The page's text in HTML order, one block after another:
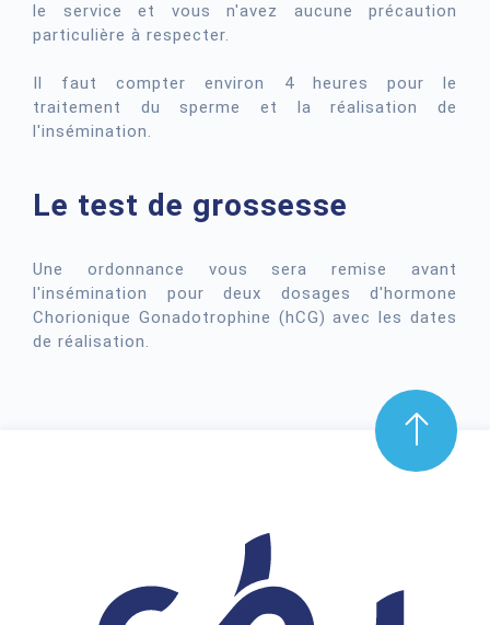
le service et vous n'avez aucune précaution
particulière à respecter.
Il faut compter environ 4 heures pour le
traitement du sperme et la réalisation de
l'insémination.
Le test de grossesse
Une ordonnance vous sera remise avant
l'insémination pour deux dosages d'hormone
Chorionique Gonadotrophine (hCG) avec les dates
de réalisation.